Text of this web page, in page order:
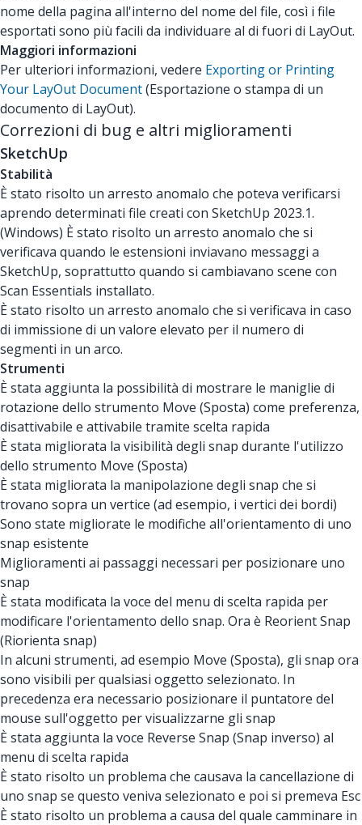
nome della pagina all'interno del nome del file, così i file
esportati sono più facili da individuare al di fuori di LayOut.
Maggiori informazioni
Per ulteriori informazioni, vedere Exporting or Printing
Your LayOut Document(Esportazione o stampa di un
documento di LayOut).
Correzioni di bug e altri miglioramenti
SketchUp
Stabilità
È stato risolto un arresto anomalo che poteva verificarsi
aprendo determinati file creati con SketchUp 2023.1.
(Windows) È stato risolto un arresto anomalo che si
verificava quando le estensioni inviavano messaggi a
SketchUp, soprattutto quando si cambiavano scene con
Scan Essentials installato.
È stato risolto un arresto anomalo che si verificava in caso
di immissione di un valore elevato per il numero di
segmenti in un arco.
Strumenti
È stata aggiunta la possibilità di mostrare le maniglie di
rotazione dello strumento Move (Sposta) come preferenza,
disattivabile e attivabile tramite scelta rapida
È stata migliorata la visibilità degli snap durante l'utilizzo
dello strumento Move (Sposta)
È stata migliorata la manipolazione degli snap che si
trovano sopra un vertice (ad esempio, i vertici dei bordi)
Sono state migliorate le modifiche all'orientamento di uno
snap esistente
Miglioramenti ai passaggi necessari per posizionare uno
snap
È stata modificata la voce del menu di scelta rapida per
modificare l'orientamento dello snap. Ora è Reorient Snap
(Riorienta snap)
In alcuni strumenti, ad esempio Move (Sposta), gli snap ora
sono visibili per qualsiasi oggetto selezionato. In
precedenza era necessario posizionare il puntatore del
mouse sull'oggetto per visualizzarne gli snap
È stata aggiunta la voce Reverse Snap (Snap inverso) al
menu di scelta rapida
È stato risolto un problema che causava la cancellazione di
uno snap se questo veniva selezionato e poi si premeva Esc
È stato risolto un problema a causa del quale camminare in